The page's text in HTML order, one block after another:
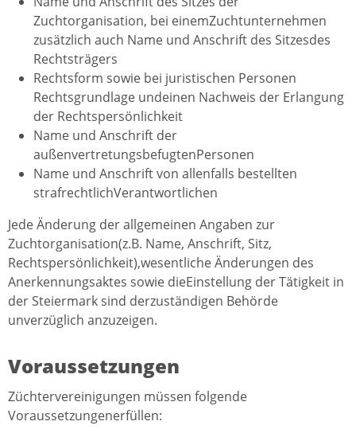
Zuchtorganisation, bei einemZuchtunternehmen
zusätzlich auch Name und Anschrift des Sitzesdes
Rechtsträgers
Rechtsform sowie bei juristischen Personen
Rechtsgrundlage undeinen Nachweis der Erlangung
der Rechtspersönlichkeit
Name und Anschrift der
außenvertretungsbefugtenPersonen
Name und Anschrift von allenfalls bestellten
strafrechtlichVerantwortlichen
Jede Änderung der allgemeinen Angaben zur
Zuchtorganisation(z.B. Name, Anschrift, Sitz,
Rechtspersönlichkeit),wesentliche Änderungen des
Anerkennungsaktes sowie dieEinstellung der Tätigkeit in
der Steiermark sind derzuständigen Behörde
unverzüglich anzuzeigen.
Voraussetzungen
Züchtervereinigungen müssen folgende
Voraussetzungenerfüllen: